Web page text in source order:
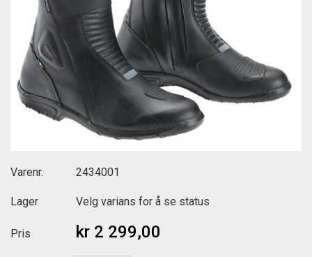
Varenr. 2434001
Lager Velg varians for å se status
Pris kr 2 299,00